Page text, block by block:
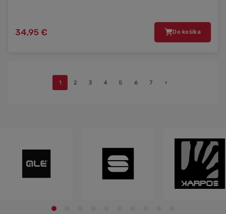
34,95 € Do košíka
1 2 3 4 5 6 7 ›